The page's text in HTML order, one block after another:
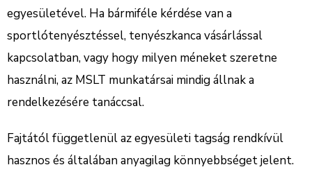
egyesületével. Ha bármiféle kérdése van a
sportlótenyésztéssel, tenyészkanca vásárlással
kapcsolatban, vagy hogy milyen méneket szeretne
használni, az MSLT munkatársai mindig állnak a
rendelkezésére tanáccsal.
Fajtától függetlenül az egyesületi tagság rendkívül
hasznos és általában anyagilag könnyebbséget jelent.